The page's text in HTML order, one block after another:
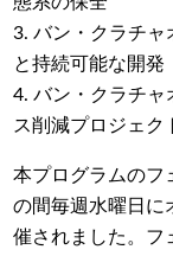
3. バン・クラチャ
と持続可能な開発
4. バン・クラチ
ス削減プロジェク
本プログラムのフ
の間毎週水曜日に
催されました。フ